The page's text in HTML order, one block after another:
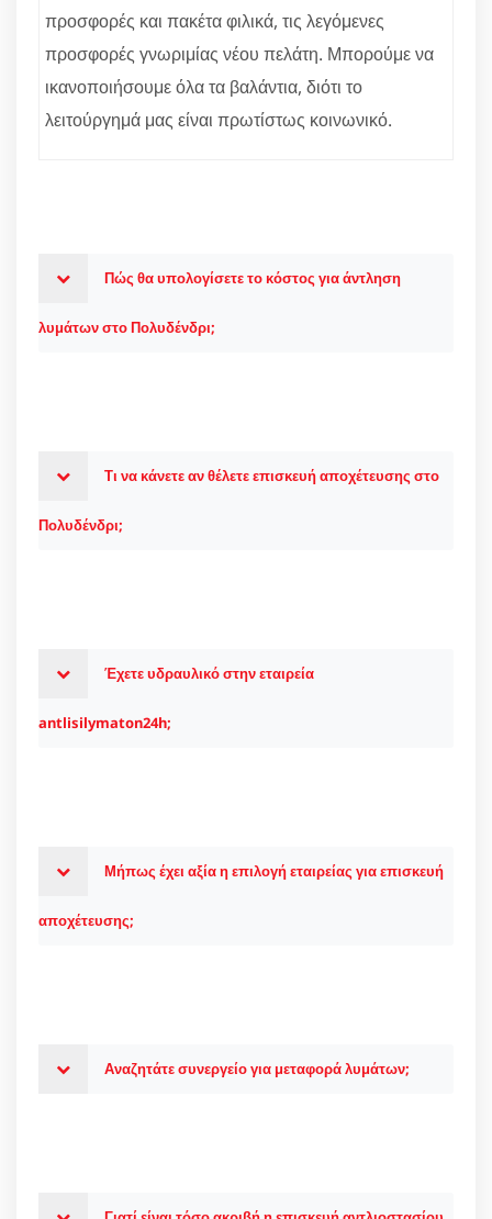
προσφορές και πακέτα φιλικά, τις λεγόμενες
προσφορές γνωριμίας νέου πελάτη. Μπορούμε να
ικανοποιήσουμε όλα τα βαλάντια, διότι το
λειτούργημά μας είναι πρωτίστως κοινωνικό.
Πώς θα υπολογίσετε το κόστος για άντληση
λυμάτων στο Πολυδένδρι;
Τι να κάνετε αν θέλετε επισκευή αποχέτευσης στο
Πολυδένδρι;
Έχετε υδραυλικό στην εταιρεία
antlisilymaton24h;
Μήπως έχει αξία η επιλογή εταιρείας για επισκευή
αποχέτευσης;
Αναζητάτε συνεργείο για μεταφορά λυμάτων;